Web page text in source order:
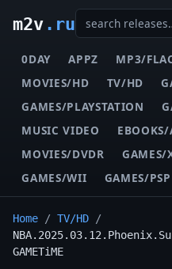
m2v.ru
0DAY APPZ MP3/
MOVIES/HD
TV/HD
GAMES/PLAYSTATION
MUSIC VIDEO
MOVIES/DVDR
GAMES/
GAMES/WII
GAMES/PSP
Home / TV/HD /
GAMETiME